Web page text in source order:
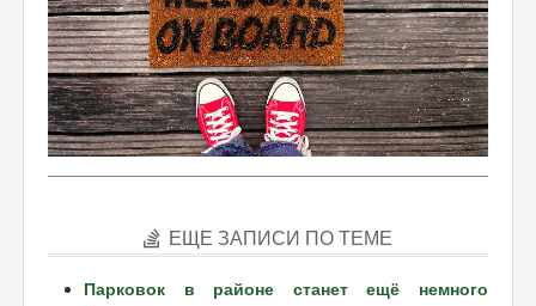
ЕЩЕ ЗАПИСИ ПО ТЕМЕ
Парковок в районе станет ещё немного